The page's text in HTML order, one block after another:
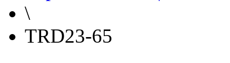
\
TRD23-65